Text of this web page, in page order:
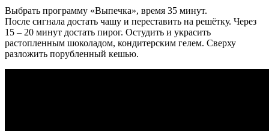
Выбрать программу «Выпечка», время 35 минут.
После сигнала достать чашу и переставить на решётку. Через
15 – 20 минут достать пирог. Остудить и украсить
растопленным шоколадом, кондитерским гелем. Сверху
разложить порубленный кешью.